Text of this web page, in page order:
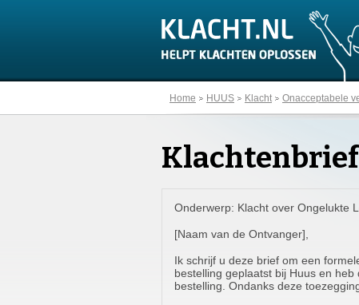
Home HUUS Klacht Onacceptabele
Klachtenbrief
Onderwerp: Klacht over Ongelukte
[Naam van de Ontvanger],
Ik schrijf u deze brief om een
bestelling geplaatst bij Huus en
bestelling. Ondanks deze